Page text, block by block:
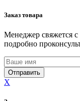
Заказ товара
Менеджер свяжется
подробно
X